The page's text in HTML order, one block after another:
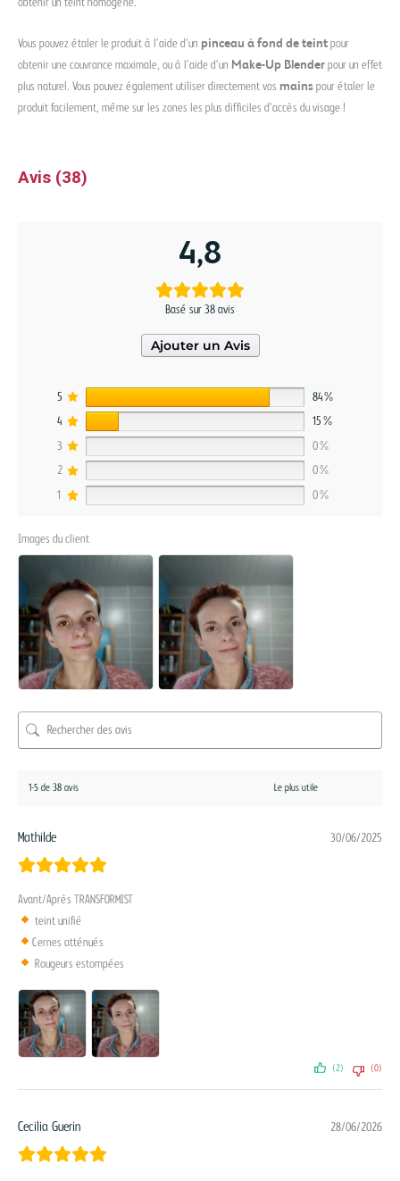
Vous pouvez étaler le produit à l’aide d’un pinceau à fond de teint pour
obtenir une couvrance maximale, ou à l’aide d’un Make-Up Blender pour un effet
plus naturel. Vous pouvez également utiliser directement vos mains pour étaler le
produit facilement, même sur les zones les plus difficiles d’accès du visage !
Avis (38)
4,8
Basé sur 38 avis
Ajouter un Avis
5
84%
4
15%
3
0%
2
0%
1
0%
Images du client
1-5 de 38 avis
Mathilde 30/06/2025
Avant/Après TRANSFORMIST
teint unifié
Cernes atténués
Rougeurs estompées
(2) (0)
Cecilia Guerin 28/06/2026